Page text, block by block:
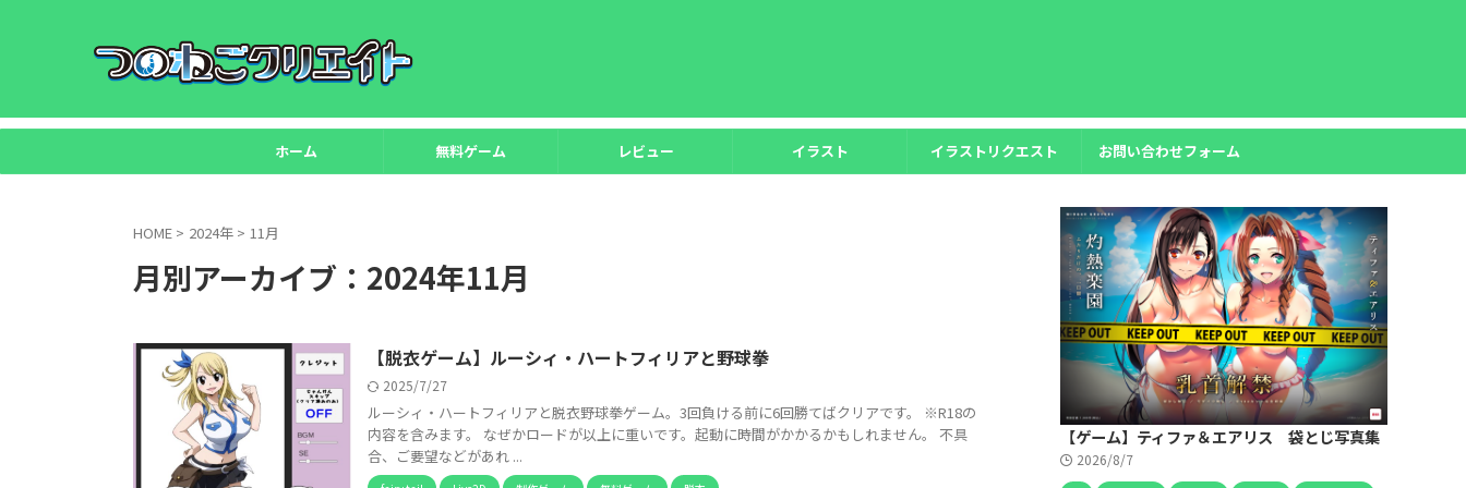
ホーム 無料ゲーム レビュー イラスト イラストリクエスト お問い合わせフォーム
HOME > 2024年 > 11月
月別アーカイブ：2024年11月
【脱衣ゲーム】ルーシィ・ハートフィリアと野球拳
2025/7/27
ルーシィ・ハートフィリアと脱衣野球拳ゲーム。3回負ける前に6回勝てばクリアです。 ※R18の
内容を含みます。 なぜかロードが以上に重いです。起動に時間がかかるかもしれません。 不具
合、ご要望などがあれ ...
【ゲーム】ティファ＆エアリス 袋とじ写真集
2026/8/7